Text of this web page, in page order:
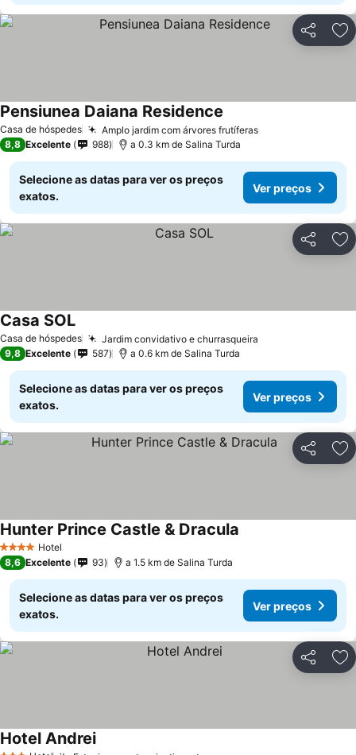
Partilhar
Casa de hóspedes Amplo jardim com árvores frutíferas
Pensiunea Daiana Residence
8,8 Excelente 988 a 0.3 km de Salina Turda
Selecione as datas para ver os preços
exatos.
Ver preços
Partilhar
Casa de hóspedes Jardim convidativo e churrasqueira
Casa SOL
9,8 Excelente 587 a 0.6 km de Salina Turda
Selecione as datas para ver os preços
exatos.
Ver preços
Partilhar
4 EstrelasHotel
Hunter Prince Castle & Dracula
8,6 Excelente 93 a 1.5 km de Salina Turda
Selecione as datas para ver os preços
exatos.
Ver preços
Partilhar
Hotel Andrei